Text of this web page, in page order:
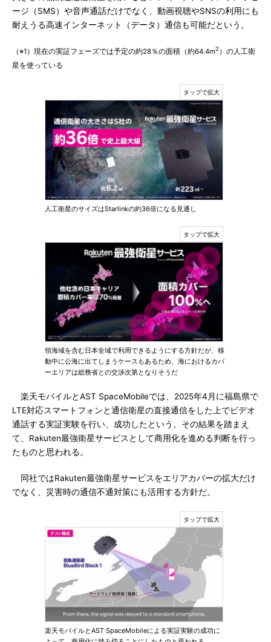
ージ（SMS）や音声通話だけでなく、動画視聴やSNSの利用にも
耐えうる高速インターネット（データ）通信も可能だという。
（※1）現在の実証フェーズでは予定の約28％の面積（約64.4m2 ）の人工衛
星を使っている
人工衛星のサイズはStarlinkの約36倍になる見通し
領海域を含む日本全域で利用できるようにする方針だが、移
動中に公海に出てしまうケースもあるため、海におけるカバ
ーエリアは総務省との交渉次第となりそうだ
楽天モバイルとAST SpaceMobileでは、2025年4月に福島県で
LTE対応スマートフォンと通信衛星の直接通信をした上でビデオ
通話する実証実験を行い、成功したという。その結果を踏まえ
て、Rakuten最強衛星サービスとして商用化を進める判断を行っ
たものと思われる。
同社ではRakuten最強衛星サービスをエリアカバーの拡大だけ
でなく、災害時の通信不通対策にも活用する方針だ。
楽天モバイルとAST SpaceMobileによる実証実験の成功に